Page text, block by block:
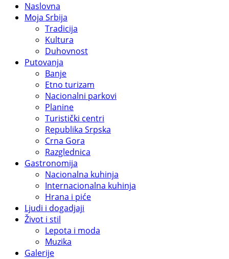
Naslovna
Moja Srbija
Tradicija
Kultura
Duhovnost
Putovanja
Banje
Etno turizam
Nacionalni parkovi
Planine
Turistički centri
Republika Srpska
Crna Gora
Razglednica
Gastronomija
Nacionalna kuhinja
Internacionalna kuhinja
Hrana i piće
Ljudi i dogadjaji
Život i stil
Lepota i moda
Muzika
Galerije